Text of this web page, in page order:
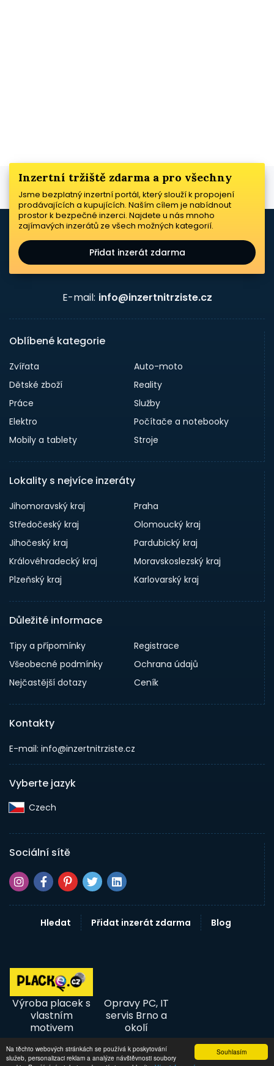
Souhlasím
Na těchto webových stránkách se používá k poskytování
služeb, personalizaci reklam a analýze návštěvnosti soubory
Inzertní tržiště zdarma a pro všechny
Jsme bezplatný inzertní portál, který slouží k propojení
prodávajících a kupujících. Naším cílem je nabídnout
prostor k bezpečné inzerci. Najdete u nás mnoho
zajímavých inzerátů ze všech možných kategorií.
Přidat inzerát zdarma
E-mail: info@inzertnitrziste.cz
Oblíbené kategorie
Zvířata
Auto-moto
Dětské zboží
Reality
Práce
Služby
Elektro
Počítače a notebooky
Mobily a tablety
Stroje
Lokality s nejvíce inzeráty
Jihomoravský kraj
Praha
Středočeský kraj
Olomoucký kraj
Jihočeský kraj
Pardubický kraj
Královéhradecký kraj
Moravskoslezský kraj
Plzeňský kraj
Karlovarský kraj
Důležité informace
Tipy a přípomínky
Registrace
Všeobecné podmínky
Ochrana údajů
Nejčastější dotazy
Ceník
Kontakty
E-mail: info@inzertnitrziste.cz
Vyberte jazyk
Czech‎
Sociální sítě
Hledat Přidat inzerát zdarma Blog
Výroba placek s
vlastním
motivem
Opravy PC, IT
servis Brno a
okolí
© 2026 InzertníTržiště - Inzerce, bazar